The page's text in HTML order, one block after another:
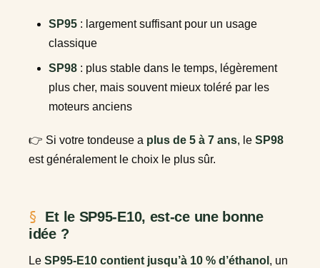
SP95 : largement suffisant pour un usage
classique
SP98 : plus stable dans le temps, légèrement
plus cher, mais souvent mieux toléré par les
moteurs anciens
👉 Si votre tondeuse a plus de 5 à 7 ans, le SP98
est généralement le choix le plus sûr.
Et le SP95-E10, est-ce une bonne
idée ?
Le SP95-E10 contient jusqu’à 10 % d’éthanol , un